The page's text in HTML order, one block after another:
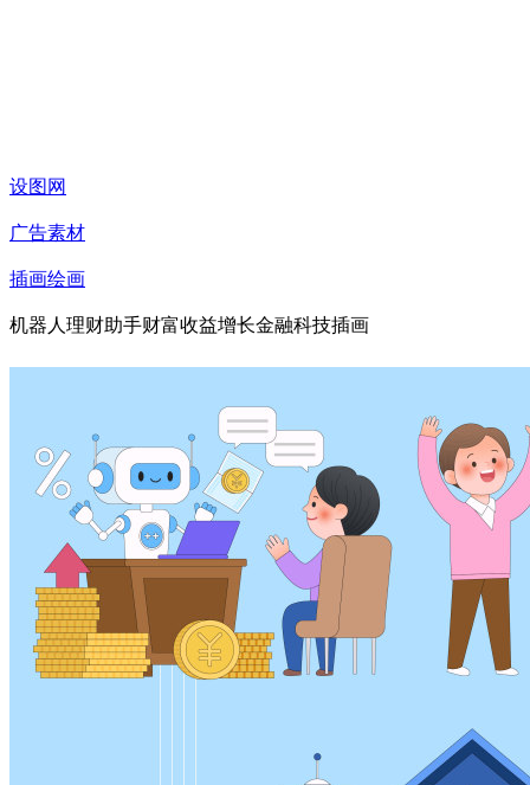
设图网
广告素材
插画绘画
机器人理财助手财富收益增长金融科技插画